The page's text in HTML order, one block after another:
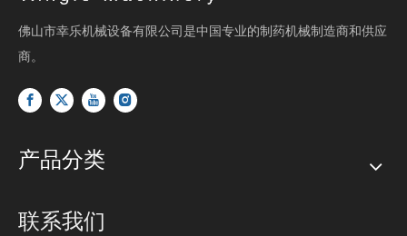
佛山市幸乐机械设备有限公司是中国专业的制药机械制造商和供应
商。
产品分类
联系我们